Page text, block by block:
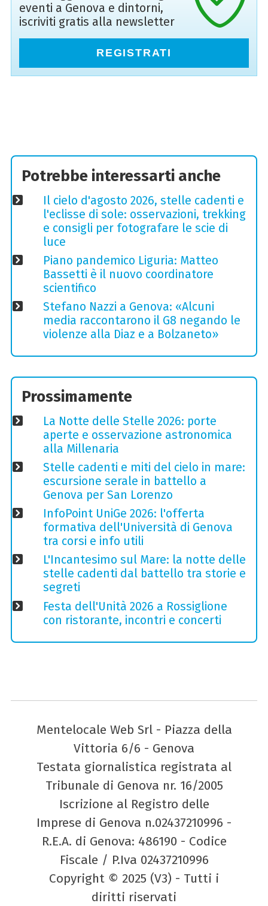
eventi a Genova e dintorni,
iscriviti gratis alla newsletter
REGISTRATI
Potrebbe interessarti anche
Il cielo d'agosto 2026, stelle cadenti e
l'eclisse di sole: osservazioni, trekking
e consigli per fotografare le scie di
luce
Piano pandemico Liguria: Matteo
Bassetti è il nuovo coordinatore
scientifico
Stefano Nazzi a Genova: «Alcuni
media raccontarono il G8 negando le
violenze alla Diaz e a Bolzaneto»
Prossimamente
La Notte delle Stelle 2026: porte
aperte e osservazione astronomica
alla Millenaria
Stelle cadenti e miti del cielo in mare:
escursione serale in battello a
Genova per San Lorenzo
InfoPoint UniGe 2026: l'offerta
formativa dell'Università di Genova
tra corsi e info utili
L'Incantesimo sul Mare: la notte delle
stelle cadenti dal battello tra storie e
segreti
Festa dell'Unità 2026 a Rossiglione
con ristorante, incontri e concerti
Mentelocale Web Srl - Piazza della
Vittoria 6/6 - Genova
Testata giornalistica registrata al
Tribunale di Genova nr. 16/2005
Iscrizione al Registro delle
Imprese di Genova n.02437210996 -
R.E.A. di Genova: 486190 - Codice
Fiscale / P.Iva 02437210996
Copyright © 2025 (V3) - Tutti i
diritti riservati